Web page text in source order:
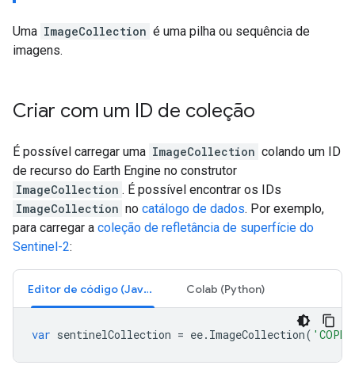
Uma ImageCollection é uma pilha ou sequência de
imagens.
Criar com um ID de coleção
É possível carregar uma ImageCollection colando um ID
de recurso do Earth Engine no construtor
ImageCollection . É possível encontrar os IDs
ImageCollection no catálogo de dados. Por exemplo,
para carregar a coleção de refletância de superfície do
Sentinel-2:
Editor de código (JavaScript) Colab (Python)
var sentinelCollection = ee. ImageCollection(